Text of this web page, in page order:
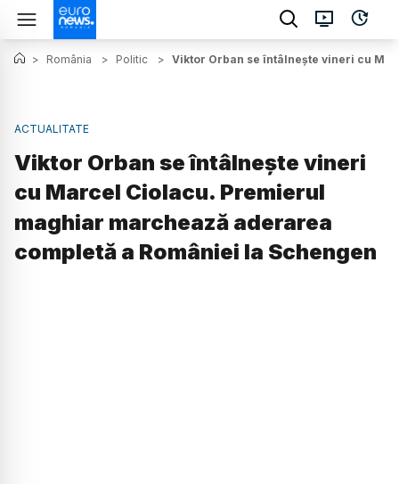
> România > Politic > Viktor Orban se întâlnește vineri cu
ACTUALITATE
Viktor Orban se întâlnește vineri
cu Marcel Ciolacu. Premierul
maghiar marchează aderarea
completă a României la Schengen